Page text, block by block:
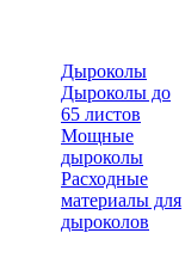
Дыроколы
Дыроколы до
65 листов
Мощные
дыроколы
Расходные
материалы для
дыроколов